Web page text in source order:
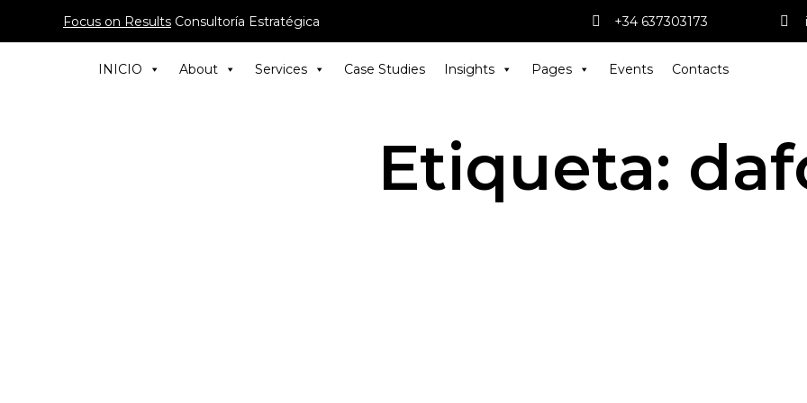
Focus on Results Consultoría Estratégica +34 637303173
INICIO About Services Case Studies Insights Pages Events Contacts
Etiqueta: